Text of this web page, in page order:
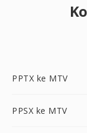
PPTX ke MTV
PPSX ke MTV